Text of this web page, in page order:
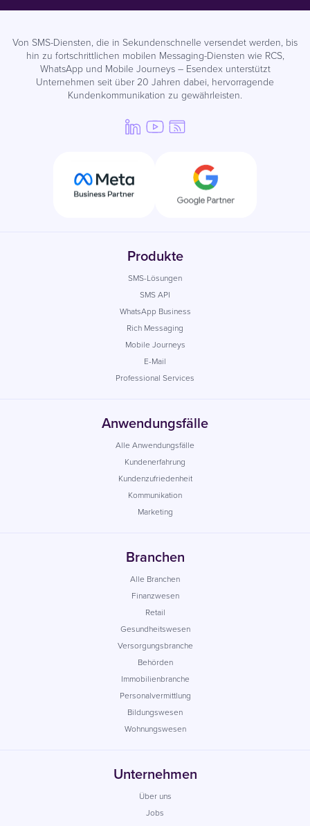
Von SMS-Diensten, die in Sekundenschnelle versendet werden, bis
hin zu fortschrittlichen mobilen Messaging-Diensten wie RCS,
WhatsApp und Mobile Journeys – Esendex unterstützt
Unternehmen seit über 20 Jahren dabei, hervorragende
Kundenkommunikation zu gewährleisten.
Produkte
SMS-Lösungen
SMS API
WhatsApp Business
Rich Messaging
Mobile Journeys
E-Mail
Professional Services
Anwendungsfälle
Alle Anwendungsfälle
Kundenerfahrung
Kundenzufriedenheit
Kommunikation
Marketing
Branchen
Alle Branchen
Finanzwesen
Retail
Gesundheitswesen
Versorgungsbranche
Behörden
Immobilienbranche
Personalvermittlung
Bildungswesen
Wohnungswesen
Unternehmen
Über uns
Jobs